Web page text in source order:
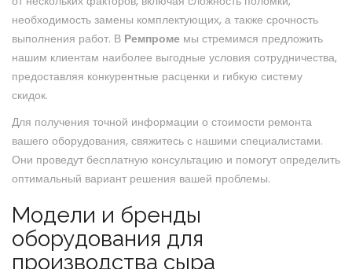
необходимость замены комплектующих, а также срочность
выполнения работ. В Ремпроме мы стремимся предложить
нашим клиентам наиболее выгодные условия сотрудничества,
предоставляя конкурентные расценки и гибкую систему
скидок.
Для получения точной информации о стоимости ремонта
вашего оборудования, свяжитесь с нашими специалистами.
Они проведут бесплатную консультацию и помогут определить
оптимальный вариант решения вашей проблемы.
Модели и бренды
оборудования для
производства сыра